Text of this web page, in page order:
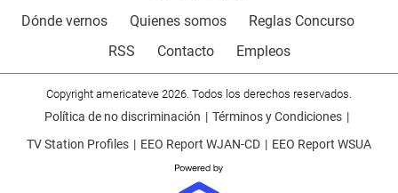
Dónde vernos Quienes somos
Reglas Concurso
RSS
Contacto Empleos
Copyright americateve 2026. Todos los derechos reservados.
Política de no discriminación
Términos y Condiciones
TV Station Profiles
EEO Report WJAN-CD EEO Report WSUA